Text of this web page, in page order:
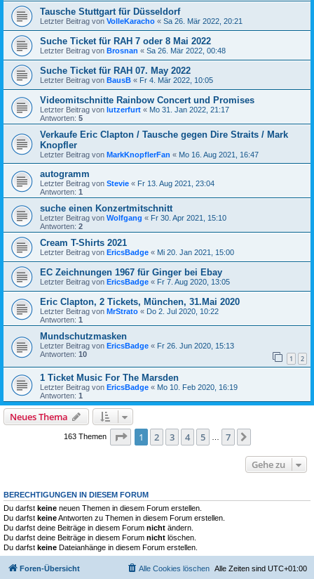
Tausche Stuttgart für Düsseldorf
Letzter Beitrag von VolleKaracho « Sa 26. Mär 2022, 20:21
Suche Ticket für RAH 7 oder 8 Mai 2022
Letzter Beitrag von Brosnan « Sa 26. Mär 2022, 00:48
Suche Ticket für RAH 07. May 2022
Letzter Beitrag von BausB « Fr 4. Mär 2022, 10:05
Videomitschnitte Rainbow Concert und Promises
Letzter Beitrag von lutzerfurt « Mo 31. Jan 2022, 21:17
Antworten: 5
Verkaufe Eric Clapton / Tausche gegen Dire Straits / Mark
Knopfler
Letzter Beitrag von MarkKnopflerFan « Mo 16. Aug 2021, 16:47
autogramm
Letzter Beitrag von Stevie « Fr 13. Aug 2021, 23:04
Antworten: 1
suche einen Konzertmitschnitt
Letzter Beitrag von Wolfgang « Fr 30. Apr 2021, 15:10
Antworten: 2
Cream T-Shirts 2021
Letzter Beitrag von EricsBadge « Mi 20. Jan 2021, 15:00
EC Zeichnungen 1967 für Ginger bei Ebay
Letzter Beitrag von EricsBadge « Fr 7. Aug 2020, 13:05
Eric Clapton, 2 Tickets, München, 31.Mai 2020
Letzter Beitrag von MrStrato « Do 2. Jul 2020, 10:22
Antworten: 1
Mundschutzmasken
Letzter Beitrag von EricsBadge « Fr 26. Jun 2020, 15:13
Antworten: 10 1 2
1 Ticket Music For The Marsden
Letzter Beitrag von EricsBadge « Mo 10. Feb 2020, 16:19
Antworten: 1
Neues Thema
163 Themen Seite 1von
1 2 3 4 5 7
Gehe zu
BERECHTIGUNGEN IN DIESEM FORUM
Du darfst keine neuen Themen in diesem Forum erstellen.
Du darfst keineAntworten zu Themen in diesem Forum erstellen.
Du darfst deine Beiträge in diesem Forum nicht ändern.
Du darfst deine Beiträge in diesem Forum nicht löschen.
Du darfst keine Dateianhänge in diesem Forum erstellen.
Foren-Übersicht Alle Zeiten sind UTC+01:00
Alle Cookies löschen